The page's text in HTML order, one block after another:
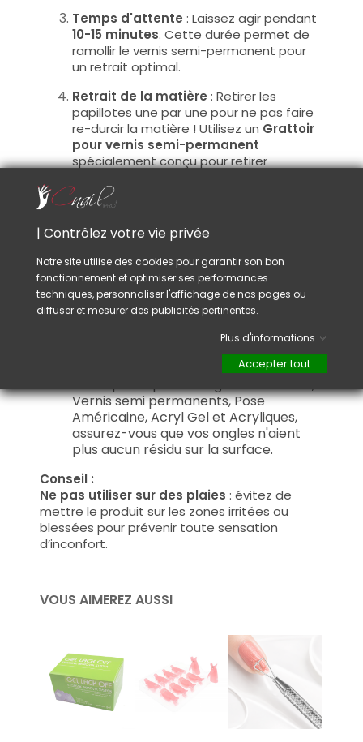
Temps d'attente : Laissez agir pendant
10-15 minutes. Cette durée permet de
ramollir le vernis semi-permanent pour
un retrait optimal.
Retrait de la matière : Retirer les
papillotes une par une pour ne pas faire
re-durcir la matière ! Utilisez un Grattoir
pour vernis semi-permanent
spécialement conçu pour retirer
ramolli (
pousse cuticule)
d'oranger sont déconseillés, car ils sont
souvent trop souples pour une dépose
efficace.
Si des résidus de vernis subsistent,
répétez l'application pour une
élimination complète.
: essuyez les résidus avec un
coton imbibé de Gel Cleaner. Si vous
prévoyez de faire une manucure
Vernis semi permanents, Pose
Américaine, Acryl Gel et Acryliques,
assurez-vous que vos ongles n'aient
plus aucun résidu sur la surface.
Conseil :
Ne pas utiliser sur des plaies : évitez de
mettre le produit sur les zones irritées ou
blessées pour prévenir toute sensation
d’inconfort.
VOUS AIMEREZ AUSSI
| Contrôlez votre vie privée
Notre site utilise des cookies pour garantir son bon
fonctionnement et optimiser ses performances
techniques, personnaliser l'affichage de nos pages ou
diffuser et mesurer des publicités pertinentes.
Plus d'informations
Accepter tout